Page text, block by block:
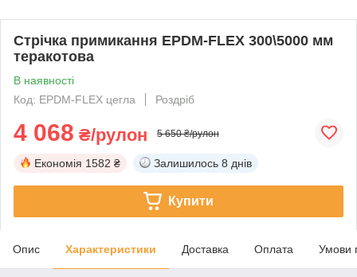
Стрічка примикання EPDM-FLEX 300\5000 мм
теракотова
В наявності
Код: EPDM-FLEX цегла
Роздріб
4 068 ₴/рулон 5 650 ₴/рулон
Економія 1582 ₴ Залишилось 8 днів
Купити
Опис Характеристики Доставка Оплата Умови